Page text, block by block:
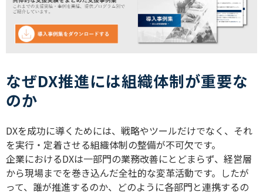
なぜDX推進には組織体制が重要な
のか
DXを成功に導くためには、戦略やツールだけでなく、それ
を実行・定着させる組織体制の整備が不可欠です。
企業におけるDXは一部門の業務改善にとどまらず、経営層
から現場までを巻き込んだ全社的な変革活動です。したが
って、誰が推進するのか、どのように各部門と連携するの